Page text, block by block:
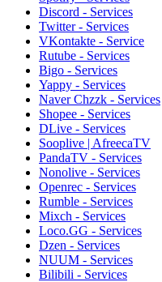
Discord - Services
Twitter - Services
VKontakte - Service
Rutube - Services
Bigo - Services
Yappy - Services
Naver Chzzk - Services
Shopee - Services
DLive - Services
Sooplive | AfreecaTV
PandaTV - Services
Nonolive - Services
Openrec - Services
Rumble - Services
Mixch - Services
Loco.GG - Services
Dzen - Services
NUUM - Services
Bilibili - Services